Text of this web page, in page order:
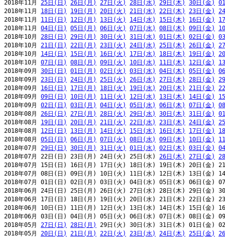
2018年11月 25日(日) 26日(月) 27日(火) 28日(水) 29日(木) 30日(金)
2018年11月 18日(日) 19日(月) 20日(火) 21日(水) 22日(木) 23日(金)
2018年11月 11日(日) 12日(月) 13日(火) 14日(水) 15日(木) 16日(金)
2018年11月 04日(日) 05日(月) 06日(火) 07日(水) 08日(木) 09日(金)
2018年10月 28日(日) 29日(月) 30日(火) 31日(水) 01日(木) 02日(金)
2018年10月 21日(日) 22日(月) 23日(火) 24日(水) 25日(木) 26日(金)
2018年10月 14日(日) 15日(月) 16日(火) 17日(水) 18日(木) 19日(金)
2018年10月 07日(日) 08日(月) 09日(火) 10日(水) 11日(木) 12日(金)
2018年09月 30日(日) 01日(月) 02日(火) 03日(水) 04日(木) 05日(金)
2018年09月 23日(日) 24日(月) 25日(火) 26日(水) 27日(木) 28日(金)
2018年09月 16日(日) 17日(月) 18日(火) 19日(水) 20日(木) 21日(金)
2018年09月 09日(日) 10日(月) 11日(火) 12日(水) 13日(木) 14日(金)
2018年09月 02日(日) 03日(月) 04日(火) 05日(水) 06日(木) 07日(金)
2018年08月 26日(日) 27日(月) 28日(火) 29日(水) 30日(木) 31日(金)
2018年08月 19日(日) 20日(月) 21日(火) 22日(水) 23日(木) 24日(金)
2018年08月 12日(日) 13日(月) 14日(火) 15日(水) 16日(木) 17日(金)
2018年08月 05日(日) 06日(月) 07日(火) 08日(水) 09日(木) 10日(金)
2018年07月 29日(日) 30日(月) 31日(火) 01日(水) 02日(木) 03日(金)
2018年07月 22日(日) 23日(月) 24日(火) 25日(水) 26日(木) 27日(金)
2018年07月 15日(日) 16日(月) 17日(火) 18日(水) 19日(木) 20日(金)
2018年07月 08日(日) 09日(月) 10日(火) 11日(水) 12日(木) 13日(金)
2018年07月 01日(日) 02日(月) 03日(火) 04日(水) 05日(木) 06日(金)
2018年06月 24日(日) 25日(月) 26日(火) 27日(水) 28日(木) 29日(金)
2018年06月 17日(日) 18日(月) 19日(火) 20日(水) 21日(木) 22日(金)
2018年06月 10日(日) 11日(月) 12日(火) 13日(水) 14日(木) 15日(金)
2018年06月 03日(日) 04日(月) 05日(火) 06日(水) 07日(木) 08日(金)
2018年05月 27日(日) 28日(月)
29日(火) 30日(水) 31日(木) 01日(金)
2018年05月 20日(日) 21日(月) 22日(火) 23日(水) 24日(木) 25日(金)